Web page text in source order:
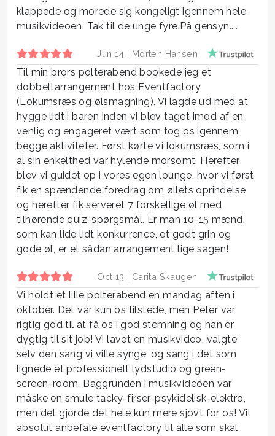
klappede og morede sig kongeligt igennem hele
musikvideoen. Tak til de unge fyre.På gensyn....
Jun 14 | Morten Hansen
Til min brors polterabend bookede jeg et
dobbeltarrangement hos Eventfactory
(Lokumsræs og ølsmagning). Vi lagde ud med at
hygge lidt i baren inden vi blev taget imod af en
venlig og engageret vært som tog os igennem
begge aktiviteter. Først kørte vi lokumsræs, som i
al sin enkelthed var hylende morsomt. Herefter
blev vi guidet op i vores egen lounge, hvor vi først
fik en spændende foredrag om øllets oprindelse
og herefter fik serveret 7 forskellige øl med
tilhørende quiz-spørgsmål. Er man 10-15 mænd,
som kan lide lidt konkurrence, et godt grin og
gode øl, er et sådan arrangement lige sagen!
Oct 13 | Carita Skaugen
Vi holdt et lille polterabend en mandag aften i
oktober. Det var kun os tilstede, men Peter var
rigtig god til at få os i god stemning og han er
dygtig til sit job! Vi lavet en musikvideo, valgte
selv den sang vi ville synge, og sang i det som
lignede et professionelt lydstudio og green-
screen-room. Baggrunden i musikvideoen var
måske en smule tacky-firser-psykidelisk-elektro,
men det gjorde det hele kun mere sjovt for os! Vil
absolut anbefale eventfactory til alle som skal